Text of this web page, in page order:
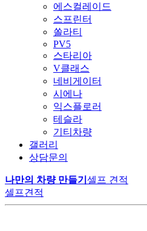
에스컬레이드
스프린터
쏠라티
PV5
스타리아
V클래스
네비게이터
시에나
익스플로러
테슬라
기티차량
갤러리
상담문의
나만의 차량 만들기 셀프 견적
셀프견적